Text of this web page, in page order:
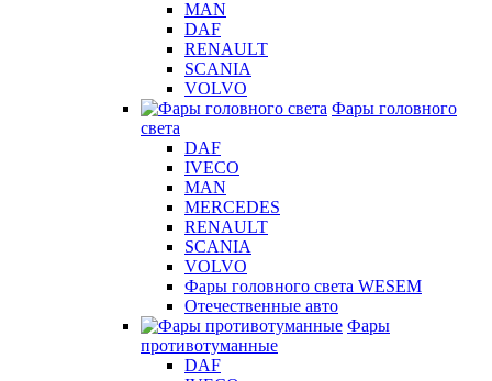
MAN
DAF
RENAULT
SCANIA
VOLVO
Фары головного
света
DAF
IVECO
MAN
MERCEDES
RENAULT
SCANIA
VOLVO
Фары головного света WESEM
Отечественные авто
Фары
противотуманные
DAF